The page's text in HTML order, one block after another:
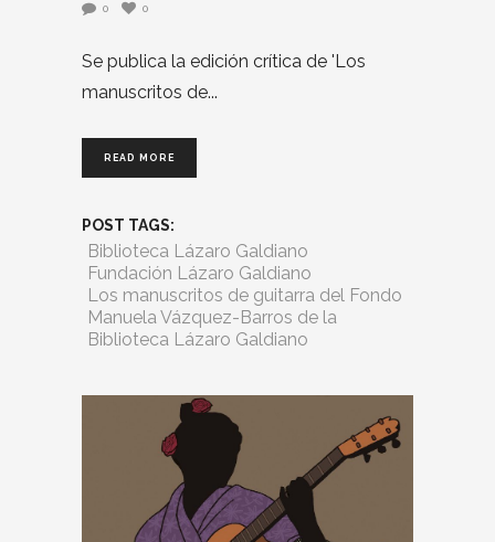
0 0
Se publica la edición crítica de 'Los
manuscritos de
READ MORE
POST TAGS:
Biblioteca Lázaro Galdiano
Fundación Lázaro Galdiano
Los manuscritos de guitarra del Fondo
Manuela Vázquez-Barros de la
Biblioteca Lázaro Galdiano